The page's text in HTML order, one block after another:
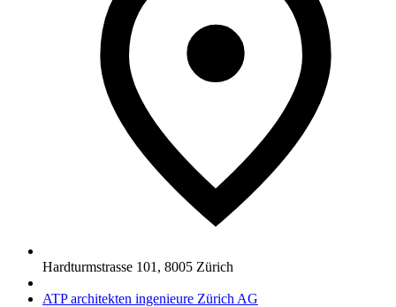
Hardturmstrasse 101 , 8005 Zürich
ATP architekten ingenieure Zürich AG